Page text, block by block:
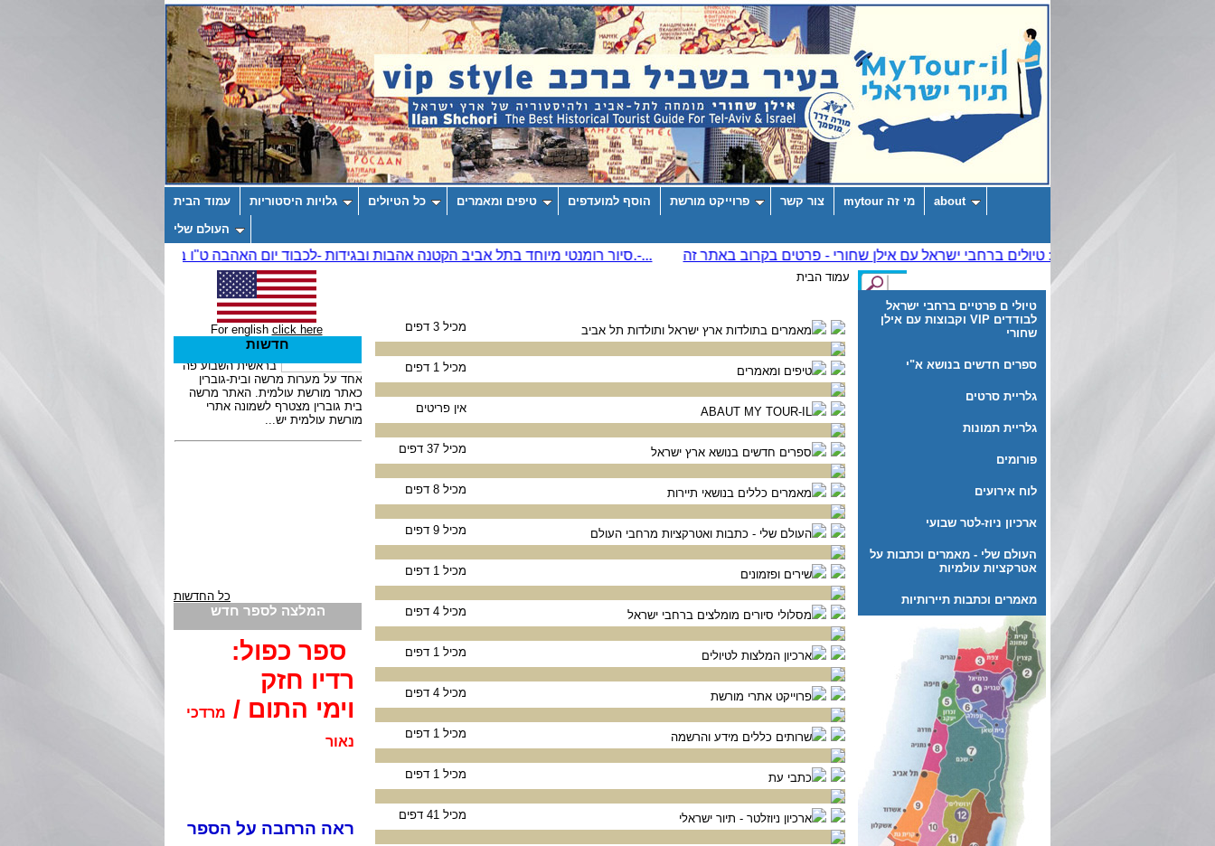
עמוד הבית גלויות היסטוריות כל הטיולים טיפים ומאמרים הוסף למועדפים פרוייקט מורשת צור קשר מי זה mytour about
העולם שלי
טיולי ם פרטיים ברחבי ישראל
לבודדים VIP וקבוצות עם אילן
שחורי
ספרים חדשים בנושא א"י
גלריית סרטים
גלריית תמונות
פורומים
לוח אירועים
ארכיון ניוז-לטר שבועי
העולם שלי - מאמרים וכתבות על
אטרקציות עולמיות
מאמרים וכתבות תיירותיות
עמוד הבית
מאמרים בתולדות ארץ ישראל ותולדות תל אביב מכיל 3 דפים
טיפים ומאמרים מכיל 1 דפים
ABAUT MY TOUR-IL אין פריטים
ספרים חדשים בנושא ארץ ישראל מכיל 37 דפים
מאמרים כללים בנושאי תיירות מכיל 8 דפים
העולם שלי - כתבות ואטרקציות מרחבי העולם מכיל 9 דפים
שירים ופזמונים מכיל 1 דפים
מסלולי סיורים מומלצים ברחבי ישראל מכיל 4 דפים
ארכיון המלצות לטיולים מכיל 1 דפים
פרוייקט אתרי מורשת מכיל 4 דפים
שרותים כללים מידע והרשמה מכיל 1 דפים
כתבי עת מכיל 1 דפים
ארכיון ניוזלטר - תיור ישראלי מכיל 41 דפים
For english click here
חדשות
כל החדשות
המלצה לספר חדש
ספר כפול:
רדיו חזק
וימי התום / מרדכי
נאור
ראה הרחבה על הספר